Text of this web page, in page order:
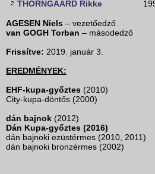
2 THORNGAARD Rikke
AGESEN Niels – vezetőedző
van GOGH Torban – másodedző
Frissítve: 2019. január 3.
EREDMÉNYEK:
EHF-kupa-győztes (2010)
City-kupa-döntős (2000)
dán bajnok (2012)
Dán Kupa-győztes (2016)
dán bajnoki ezüstérmes (2010, 2011)
dán bajnoki bronzérmes (2002)